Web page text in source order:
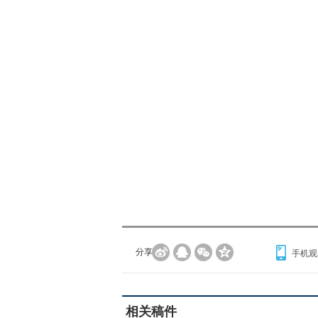
分享到： 手机
相关稿件